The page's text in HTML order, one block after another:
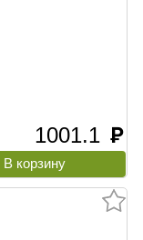
1001.1 руб